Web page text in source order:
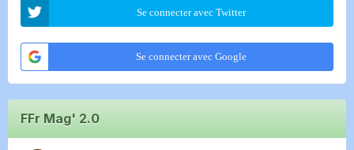
Se connecter avec Twitter
Se connecter avec Google
FFr Mag' 2.0